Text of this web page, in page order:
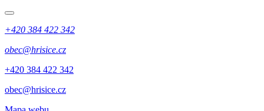
+420 384 422 342
obec@hrisice.cz
+420 384 422 342
obec@hrisice.cz